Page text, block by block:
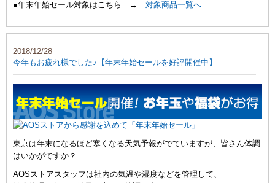
●年末年始セール対象はこちら → 対象商品一覧へ
2018/12/28
今年もお疲れ様でした♪【年末年始セールを好評開催中】
東京は年末になるほど寒くなる天気予報がでていますが、皆さん体調
はいかがですか？
AOSストアスタッフは社内の気温や湿度などを管理して、